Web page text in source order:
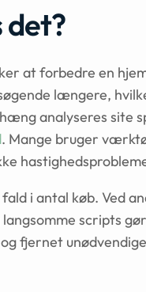
det?
at forbedre en
længere,
analyseres site
. Mange bruger
i antal køb. Ved
scripts
fjernet